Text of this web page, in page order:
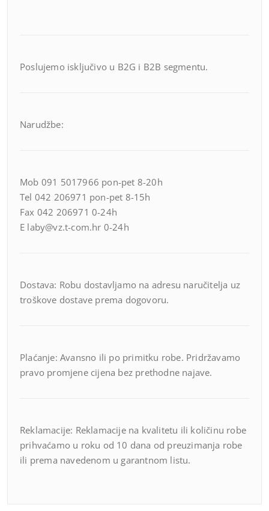
Poslujemo isključivo u B2G i B2B segmentu.
Narudžbe:
Mob 091 5017966 pon-pet 8-20h
Tel 042 206971 pon-pet 8-15h
Fax 042 206971 0-24h
E laby@vz.t-com.hr 0-24h
Dostava: Robu dostavljamo na adresu naručitelja uz
troškove dostave prema dogovoru.
Plaćanje: Avansno ili po primitku robe. Pridržavamo
pravo promjene cijena bez prethodne najave.
Reklamacije: Reklamacije na kvalitetu ili količinu robe
prihvaćamo u roku od 10 dana od preuzimanja robe
ili prema navedenom u garantnom listu.